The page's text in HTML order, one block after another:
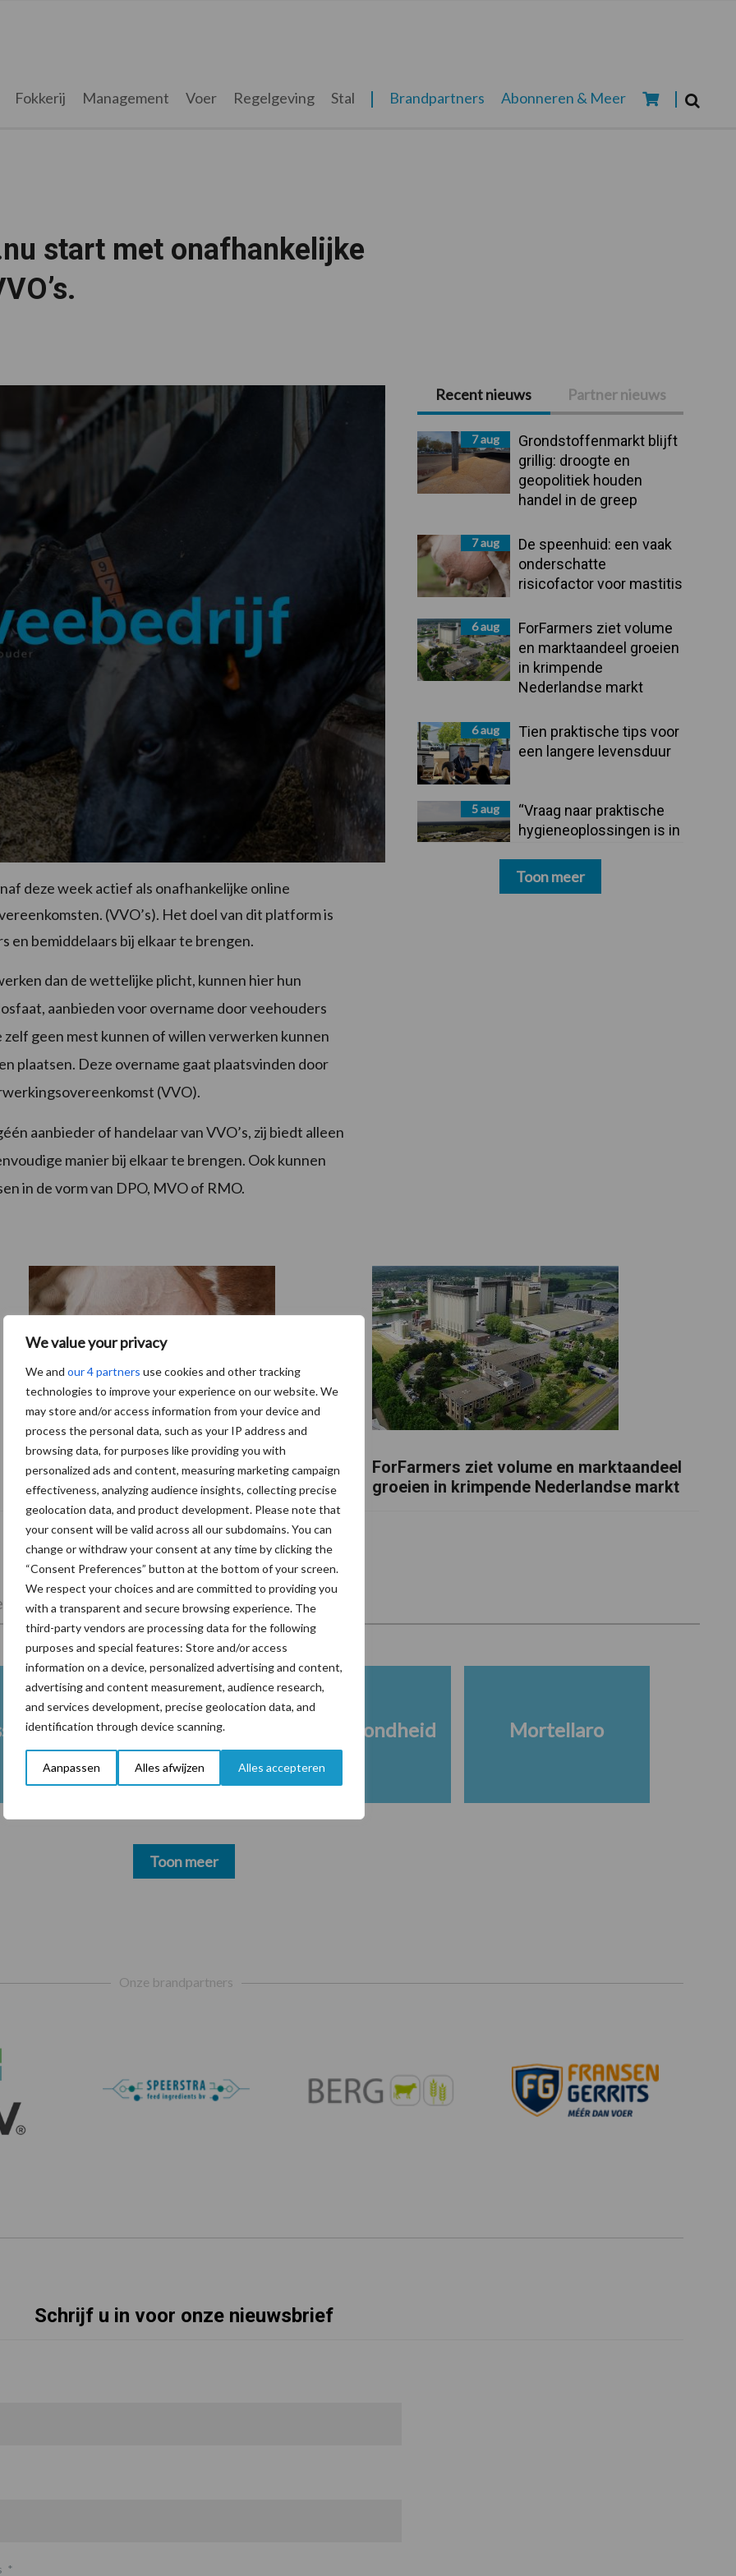
We value your privacy
We and our 4 partners use cookies and other tracking
technologies to improve your experience on our website. We
may store and/or access information from your device and
process the personal data, such as your IP address and
browsing data, for purposes like providing you with
personalized ads and content, measuring marketing campaign
effectiveness, analyzing audience insights, collecting precise
geolocation data, and product development. Please note that
your consent will be valid across all our subdomains. You can
change or withdraw your consent at any time by clicking the
“Consent Preferences” button at the bottom of your screen.
We respect your choices and are committed to providing you
with a transparent and secure browsing experience. The
third-party vendors are processing data for the following
purposes and special features: Store and/or access
information on a device, personalized advertising and content,
advertising and content measurement, audience research,
and services development, precise geolocation data, and
identification through device scanning.
Aanpassen Alles afwijzen Alles accepteren
Fokkerij Management Voer Regelgeving Stal Brandpartners Abonneren & Meer
start met onafhankelijke
deze week actief als onafhankelijke online
(VVO’s). Het doel van dit platform is
en bemiddelaars bij elkaar te brengen.
dan de wettelijke plicht, kunnen hier hun
aanbieden voor overname door veehouders
geen mest kunnen of willen verwerken kunnen
plaatsen. Deze overname gaat plaatsvinden door
(VVO).
aanbieder of handelaar van VVO’s, zij biedt alleen
manier bij elkaar te brengen. Ook kunnen
in de vorm van DPO, MVO of RMO.
Primaire
Sidebar
Recent nieuws Partner nieuws
7 aug
Grondstoffenmarkt blijft
grillig: droogte en
geopolitiek houden
handel in de greep
7 aug
De speenhuid: een vaak
onderschatte
risicofactor voor mastitis
6 aug
ForFarmers ziet volume
en marktaandeel groeien
in krimpende
Nederlandse markt
6 aug
Tien praktische tips voor
een langere levensduur
5 aug
“Vraag naar praktische
hygieneoplossingen is in
Toon meer
De speenhuid: een vaak onderschatte
risicofactor voor mastitis
ForFarmers ziet volume en marktaandeel
groeien in krimpende Nederlandse markt
Veevoer Wet en regelgeving
Ketose Klauwgezondheid Mortellaro
Toon meer
Onze brandpartners
Schrijf u in voor onze nieuwsbrief
*